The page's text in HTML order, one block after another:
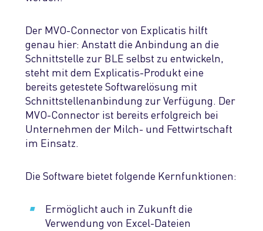
Der MVO-Connector von Explicatis hilft
genau hier: Anstatt die Anbindung an die
Schnittstelle zur BLE selbst zu entwickeln,
steht mit dem Explicatis-Produkt eine
bereits getestete Softwarelösung mit
Schnittstellenanbindung zur Verfügung. Der
MVO-Connector ist bereits erfolgreich bei
Unternehmen der Milch- und Fettwirtschaft
im Einsatz.
Die Software bietet folgende Kernfunktionen:
Ermöglicht auch in Zukunft die
Verwendung von Excel-Dateien